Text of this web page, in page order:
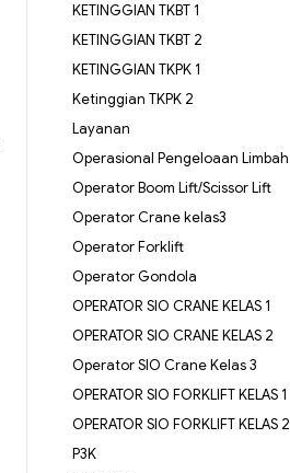
KETINGGIAN TKBT 1
KETINGGIAN TKBT 2
KETINGGIAN TKPK 1
Ketinggian TKPK 2
Layanan
Operasional Pengeloaan Limbah
Operator Boom Lift/Scissor Lift
Operator Crane kelas3
Operator Forklift
Operator Gondola
OPERATOR SIO CRANE KELAS 1
OPERATOR SIO CRANE KELAS 2
Operator SIO Crane Kelas 3
OPERATOR SIO FORKLIFT KELAS 1
OPERATOR SIO FORKLIFT KELAS 2
P3K